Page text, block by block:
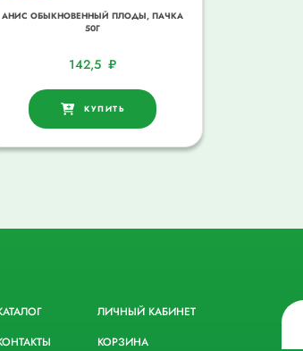
АНИС ОБЫКНОВЕННЫЙ ПЛОДЫ, ПАЧКА
50Г
142,5 ₽
КУПИТЬ
ЛИЧНЫЙ КАБИНЕТ
КОРЗИНА